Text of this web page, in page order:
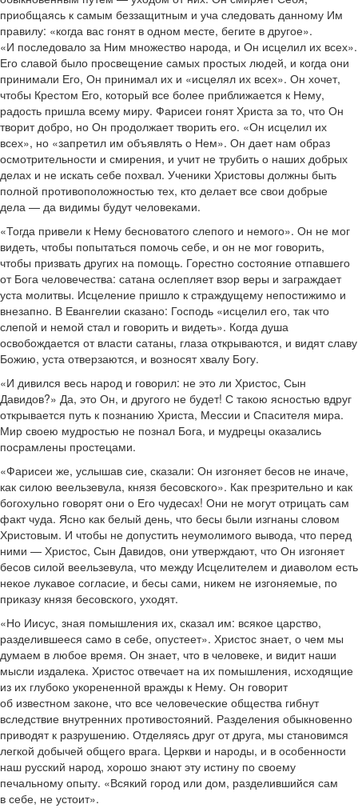
приобщаясь к самым беззащитным и уча следовать данному Им
правилу: «когда вас гонят в одном месте, бегите в другое».
«И последовало за Ним множество народа, и Он исцелил их всех».
Его славой было просвещение самых простых людей, и когда они
принимали Его, Он принимал их и «исцелял их всех». Он хочет,
чтобы Крестом Его, который все более приближается к Нему,
радость пришла всему миру. Фарисеи гонят Христа за то, что Он
творит добро, но Он продолжает творить его. «Он исцелил их
всех», но «запретил им объявлять о Нем». Он дает нам образ
осмотрительности и смирения, и учит не трубить о наших добрых
делах и не искать себе похвал. Ученики Христовы должны быть
полной противоположностью тех, кто делает все свои добрые
дела — да видимы будут человеками.
«Тогда привели к Нему бесноватого слепого и немого». Он не мог
видеть, чтобы попытаться помочь себе, и он не мог говорить,
чтобы призвать других на помощь. Горестно состояние отпавшего
от Бога человечества: сатана ослепляет взор веры и заграждает
уста молитвы. Исцеление пришло к страждущему непостижимо и
внезапно. В Евангелии сказано: Господь «исцелил его, так что
слепой и немой стал и говорить и видеть». Когда душа
освобождается от власти сатаны, глаза открываются, и видят славу
Божию, уста отверзаются, и возносят хвалу Богу.
«И дивился весь народ и говорил: не это ли Христос, Сын
Давидов?» Да, это Он, и другого не будет! С такою ясностью вдруг
открывается путь к познанию Христа, Мессии и Спасителя мира.
Мир своею мудростью не познал Бога, и мудрецы оказались
посрамлены простецами.
«Фарисеи же, услышав сие, сказали: Он изгоняет бесов не иначе,
как силою веельзевула, князя бесовского». Как презрительно и как
богохульно говорят они о Его чудесах! Они не могут отрицать сам
факт чуда. Ясно как белый день, что бесы были изгнаны словом
Христовым. И чтобы не допустить неумолимого вывода, что перед
ними — Христос, Сын Давидов, они утверждают, что Он изгоняет
бесов силой веельзевула, что между Исцелителем и диаволом есть
некое лукавое согласие, и бесы сами, никем не изгоняемые, по
приказу князя бесовского, уходят.
«Но Иисус, зная помышления их, сказал им: всякое царство,
разделившееся само в себе, опустеет». Христос знает, о чем мы
думаем в любое время. Он знает, что в человеке, и видит наши
мысли издалека. Христос отвечает на их помышления, исходящие
из их глубоко укорененной вражды к Нему. Он говорит
об известном законе, что все человеческие общества гибнут
вследствие внутренних противостояний. Разделения обыкновенно
приводят к разрушению. Отделяясь друг от друга, мы становимся
легкой добычей общего врага. Церкви и народы, и в особенности
наш русский народ, хорошо знают эту истину по своему
печальному опыту. «Всякий город или дом, разделившийся сам
в себе, не устоит».